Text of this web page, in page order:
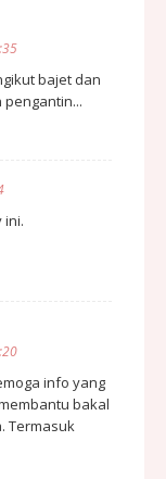
bajet dan
ini.
info yang
bakal
Termasuk